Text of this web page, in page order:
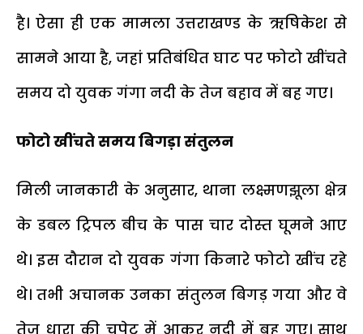
है। ऐसा ही एक मामला उत्तराखण्ड के ऋषिकेश से
सामने आया है, जहां प्रतिबंधित घाट पर फोटो खींचते
समय दो युवक गंगा नदी के तेज बहाव में बह गए।
फोटो खींचते समय बिगड़ा संतुलन
मिली जानकारी के अनुसार, थाना लक्ष्मणझूला क्षेत्र
के डबल ट्रिपल बीच के पास चार दोस्त घूमने आए
थे। इस दौरान दो युवक गंगा किनारे फोटो खींच रहे
थे। तभी अचानक उनका संतुलन बिगड़ गया और वे
तेज धारा की चपेट में आकर नदी में बह गए। साथ